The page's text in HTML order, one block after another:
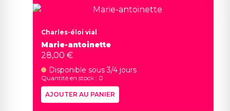
Charles-éloi vial
Marie-antoinette
28,00 €
Disponible sous 3/4 jours
Quantité en stock : 0
AJOUTER AU PANIER